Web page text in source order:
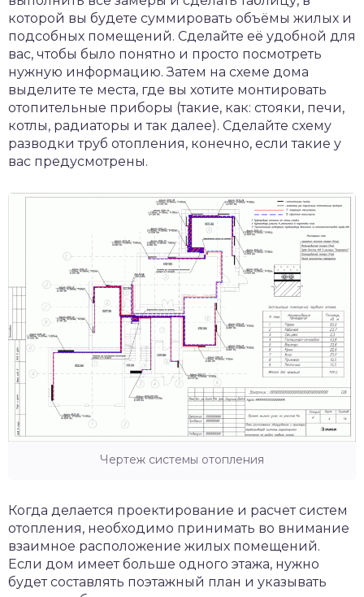
которой вы будете суммировать объёмы жилых и
подсобных помещений. Сделайте её удобной для
вас, чтобы было понятно и просто посмотреть
нужную информацию. Затем на схеме дома
выделите те места, где вы хотите монтировать
отопительные приборы (такие, как: стояки, печи,
котлы, радиаторы и так далее). Сделайте схему
разводки труб отопления, конечно, если такие у
вас предусмотрены.
Чертеж системы отопления
Когда делается проектирование и расчет систем
отопления, необходимо принимать во внимание
взаимное расположение жилых помещений.
Если дом имеет больше одного этажа, нужно
будет составлять поэтажный план и указывать